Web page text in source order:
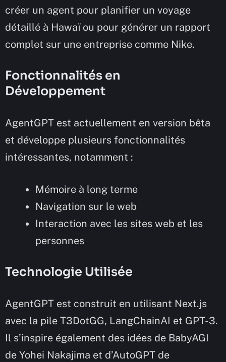
créer un agent pour planifier un voyage
détaillé à Hawaï ou pour générer un rapport
complet sur une entreprise comme Nike.
Fonctionnalités en
Développement
AgentGPT est actuellement en version bêta
et développe plusieurs fonctionnalités
intéressantes, notamment :
Mémoire à long terme
Navigation sur le web
Interaction avec les sites web et les
personnes
Technologie Utilisée
AgentGPT est construit en utilisant Next.js
avec la pile T3DotGG, LangChainAI et GPT-3.
Il s’inspire également des idées de BabyAGI
de Yohei Nakajima et d’AutoGPT de